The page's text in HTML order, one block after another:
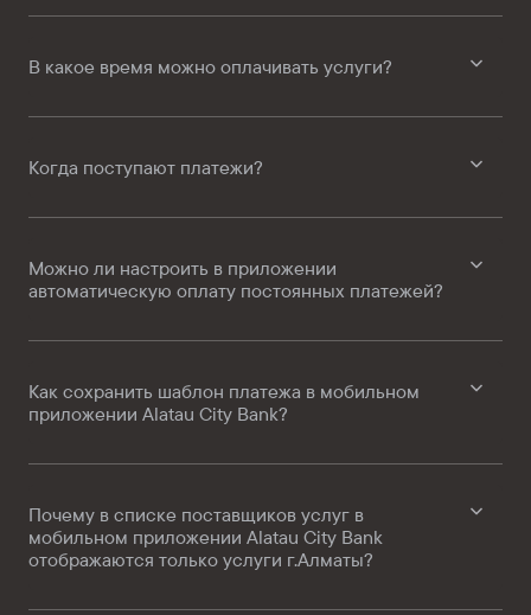
В какое время можно оплачивать услуги?
Когда поступают платежи?
Можно ли настроить в приложении
автоматическую оплату постоянных платежей?
Как сохранить шаблон платежа в мобильном
приложении Alatau City Bank?
Почему в списке поставщиков услуг в
мобильном приложении Alatau City Bank
отображаются только услуги г.Алматы?